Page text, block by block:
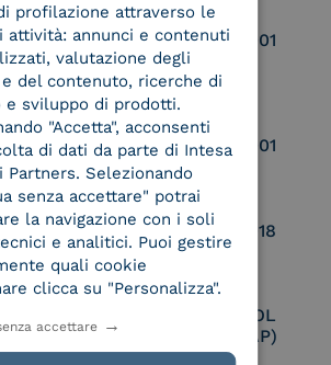
UNI EN ISO 37001
UNI EN ISO 27001
UNI EN ISO 27018
List
Certified PEPPOL
Access Point (AP)
profilazione attraverso le
attività: annunci e contenuti
valutazione degli
e del contenuto, ricerche di
e sviluppo di prodotti.
"Accetta", acconsenti
di dati da parte di Intesa
Partners. Selezionando
senza accettare" potrai
la navigazione con i soli
e analitici. Puoi gestire
quali cookie
clicca su "Personalizza".
accettare